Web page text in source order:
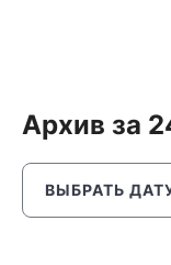
Архив за
ВЫБРАТЬ